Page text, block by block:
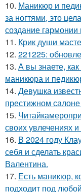
10. Маникюр и
за ногтями, это
создание
11. Крик души
12. 221225:
13. А вы знаете,
маникюра и
14. Девушка
престижном
15.
своих увлечениях
16. В 2024 году
себя и сделать
Валентина.
17. Есть маникюр,
подходит под